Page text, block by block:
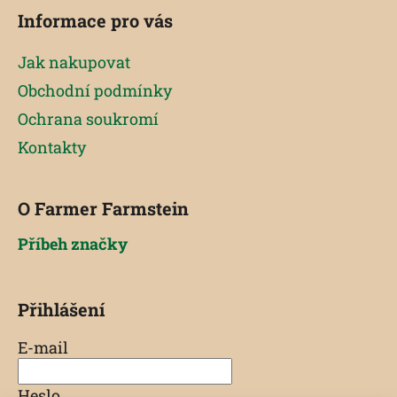
Informace pro vás
Jak nakupovat
Obchodní podmínky
Ochrana soukromí
Kontakty
O Farmer Farmstein
Příbeh značky
Přihlášení
E-mail